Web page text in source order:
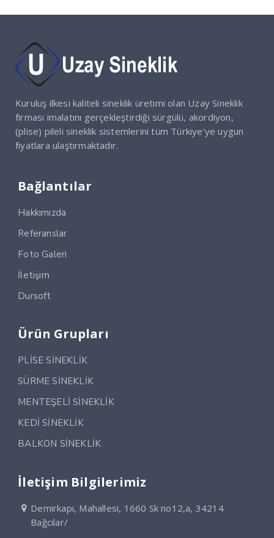
Kuruluş ilkesi kaliteli sineklik üretimi olan Uzay Sineklik
firması imalatını gerçekleştirdiği sürgülü, akordiyon,
(plise) pileli sineklik sistemlerini tüm Türkiye’ye uygun
fiyatlara ulaştırmaktadır.
Bağlantılar
Hakkımızda
Referanslar
Foto Galeri
İletişim
Dursoft
Ürün Grupları
PLİSE SİNEKLİK
SÜRME SİNEKLİK
MENTEŞELİ SİNEKLİK
KEDİ SİNEKLİK
BALKON SİNEKLİK
İletişim Bilgilerimiz
Demirkapı, Mahallesi, 1660 Sk no12,a, 34214
Bağcılar/